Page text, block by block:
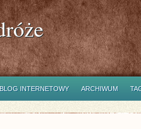
BLOG INTERNETOWY ARCHIWUM